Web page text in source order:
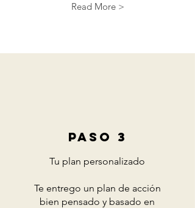
Read More >
PASO 3
Tu plan personalizado
Te entrego un plan de acción
bien pensado y basado en